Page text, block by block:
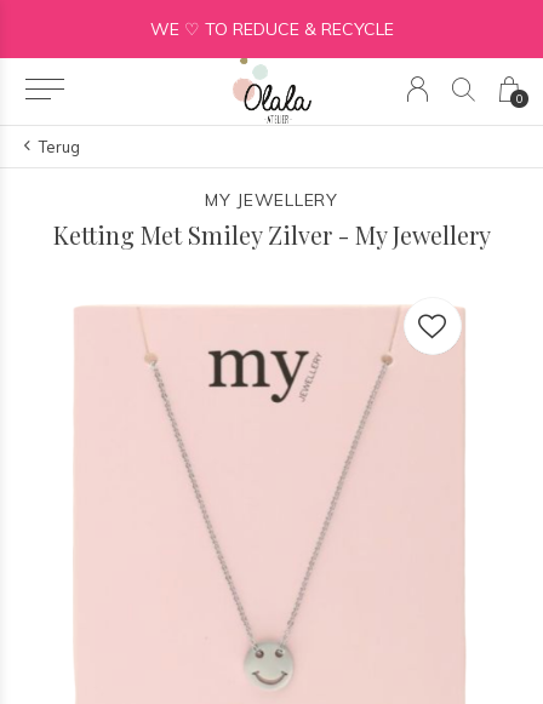
0
WE ♡ TO REDUCE & RECYCLE
Terug
MY JEWELLERY
Ketting Met Smiley Zilver - My Jewellery